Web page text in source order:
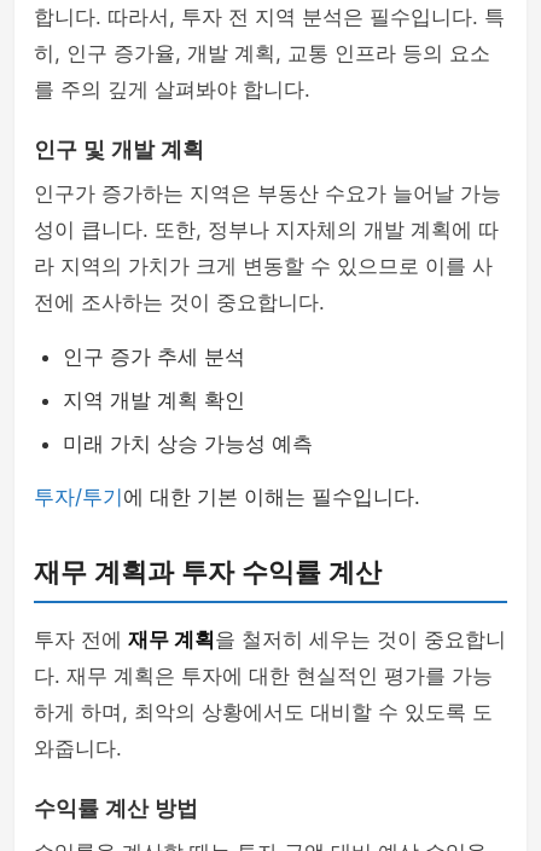
합니다. 따라서, 투자 전 지역 분석은 필수입니다. 특
히, 인구 증가율, 개발 계획, 교통 인프라 등의 요소
를 주의 깊게 살펴봐야 합니다.
인구 및 개발 계획
인구가 증가하는 지역은 부동산 수요가 늘어날 가능
성이 큽니다. 또한, 정부나 지자체의 개발 계획에 따
라 지역의 가치가 크게 변동할 수 있으므로 이를 사
전에 조사하는 것이 중요합니다.
인구 증가 추세 분석
지역 개발 계획 확인
미래 가치 상승 가능성 예측
투자/투기 에 대한 기본 이해는 필수입니다.
재무 계획과 투자 수익률 계산
투자 전에 재무 계획 을 철저히 세우는 것이 중요합니
다. 재무 계획은 투자에 대한 현실적인 평가를 가능
하게 하며, 최악의 상황에서도 대비할 수 있도록 도
와줍니다.
수익률 계산 방법